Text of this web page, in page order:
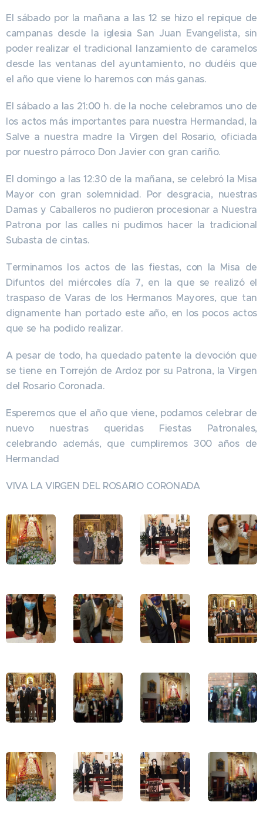
El sábado por la mañana a las 12 se hizo el repique de
campanas desde la iglesia San Juan Evangelista, sin
poder realizar el tradicional lanzamiento de caramelos
desde las ventanas del ayuntamiento, no dudéis que
el año que viene lo haremos con más ganas.
El sábado a las 21:00 h. de la noche celebramos uno de
los actos más importantes para nuestra Hermandad, la
Salve a nuestra madre la Virgen del Rosario, oficiada
por nuestro párroco Don Javier con gran cariño.
El domingo a las 12:30 de la mañana, se celebró la Misa
Mayor con gran solemnidad. Por desgracia, nuestras
Damas y Caballeros no pudieron procesionar a Nuestra
Patrona por las calles ni pudimos hacer la tradicional
Subasta de cintas.
Terminamos los actos de las fiestas, con la Misa de
Difuntos del miércoles día 7, en la que se realizó el
traspaso de Varas de los Hermanos Mayores, que tan
dignamente han portado este año, en los pocos actos
que se ha podido realizar.
A pesar de todo, ha quedado patente la devoción que
se tiene en Torrejón de Ardoz por su Patrona, la Virgen
del Rosario Coronada.
Esperemos que el año que viene, podamos celebrar de
nuevo nuestras queridas Fiestas Patronales,
celebrando además, que cumpliremos 300 años de
Hermandad
VIVA LA VIRGEN DEL ROSARIO CORONADA